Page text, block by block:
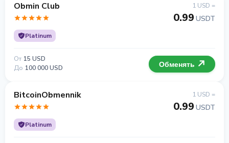
Obmin Club
Platinum
1 USD =
0.99 USDT
От 15 USD
До 100 000 USD Обменять
BitcoinObmennik
Platinum
1 USD =
0.99 USDT